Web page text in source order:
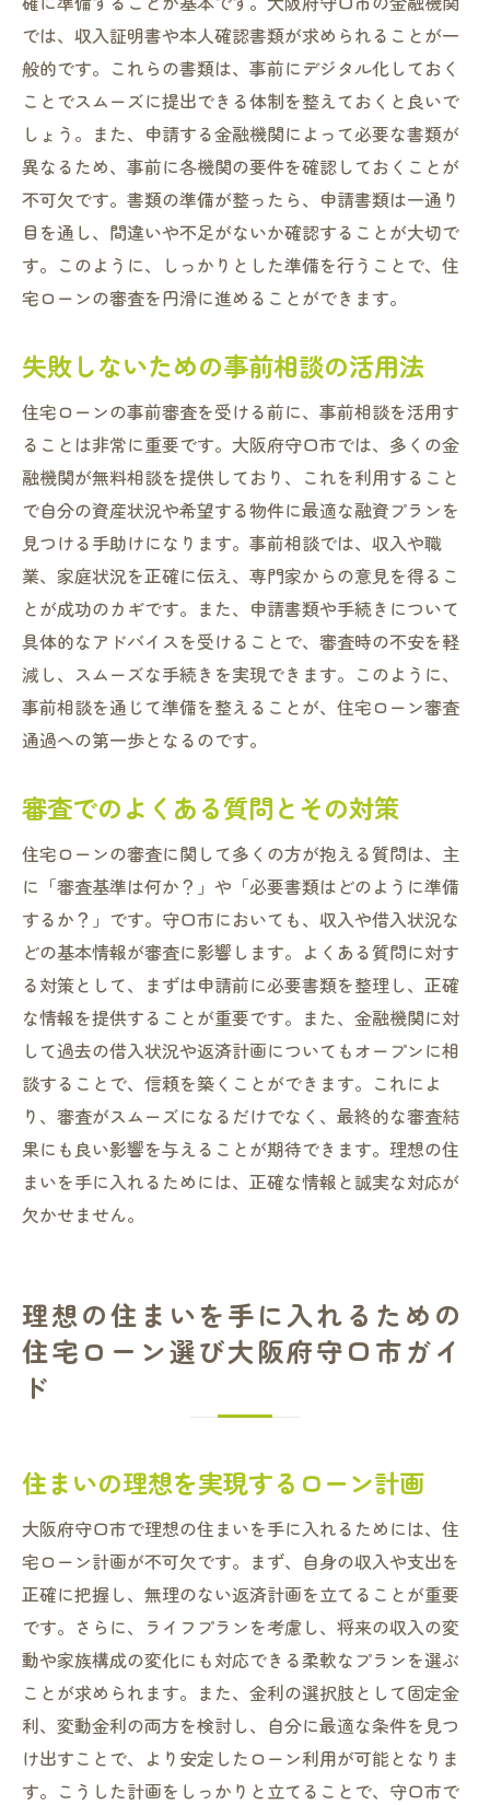
では、収入証明書や本人確認書類が求められることが一
般的です。これらの書類は、事前にデジタル化しておく
ことでスムーズに提出できる体制を整えておくと良いで
しょう。また、申請する金融機関によって必要な書類が
異なるため、事前に各機関の要件を確認しておくことが
不可欠です。書類の準備が整ったら、申請書類は一通り
目を通し、間違いや不足がないか確認することが大切で
す。このように、しっかりとした準備を行うことで、住
宅ローンの審査を円滑に進めることができます。
失敗しないための事前相談の活用法
住宅ローンの事前審査を受ける前に、事前相談を活用す
ることは非常に重要です。大阪府守口市では、多くの金
融機関が無料相談を提供しており、これを利用すること
で自分の資産状況や希望する物件に最適な融資プランを
見つける手助けになります。事前相談では、収入や職
業、家庭状況を正確に伝え、専門家からの意見を得るこ
とが成功のカギです。また、申請書類や手続きについて
具体的なアドバイスを受けることで、審査時の不安を軽
減し、スムーズな手続きを実現できます。このように、
事前相談を通じて準備を整えることが、住宅ローン審査
通過への第一歩となるのです。
審査でのよくある質問とその対策
住宅ローンの審査に関して多くの方が抱える質問は、主
に「審査基準は何か？」や「必要書類はどのように準備
するか？」です。守口市においても、収入や借入状況な
どの基本情報が審査に影響します。よくある質問に対す
る対策として、まずは申請前に必要書類を整理し、正確
な情報を提供することが重要です。また、金融機関に対
して過去の借入状況や返済計画についてもオープンに相
談することで、信頼を築くことができます。これによ
り、審査がスムーズになるだけでなく、最終的な審査結
果にも良い影響を与えることが期待できます。理想の住
まいを手に入れるためには、正確な情報と誠実な対応が
欠かせません。
理想の住まいを手に入れるための
住宅ローン選び大阪府守口市ガイ
ド
住まいの理想を実現するローン計画
大阪府守口市で理想の住まいを手に入れるためには、住
宅ローン計画が不可欠です。まず、自身の収入や支出を
正確に把握し、無理のない返済計画を立てることが重要
です。さらに、ライフプランを考慮し、将来の収入の変
動や家族構成の変化にも対応できる柔軟なプランを選ぶ
ことが求められます。また、金利の選択肢として固定金
利、変動金利の両方を検討し、自分に最適な条件を見つ
け出すことで、より安定したローン利用が可能となりま
す。こうした計画をしっかりと立てることで、守口市で